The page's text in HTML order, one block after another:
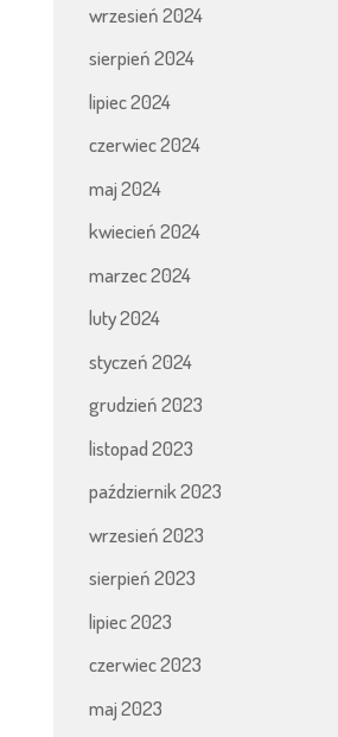
wrzesień 2024
sierpień 2024
lipiec 2024
czerwiec 2024
maj 2024
kwiecień 2024
marzec 2024
luty 2024
styczeń 2024
grudzień 2023
listopad 2023
październik 2023
wrzesień 2023
sierpień 2023
lipiec 2023
czerwiec 2023
maj 2023